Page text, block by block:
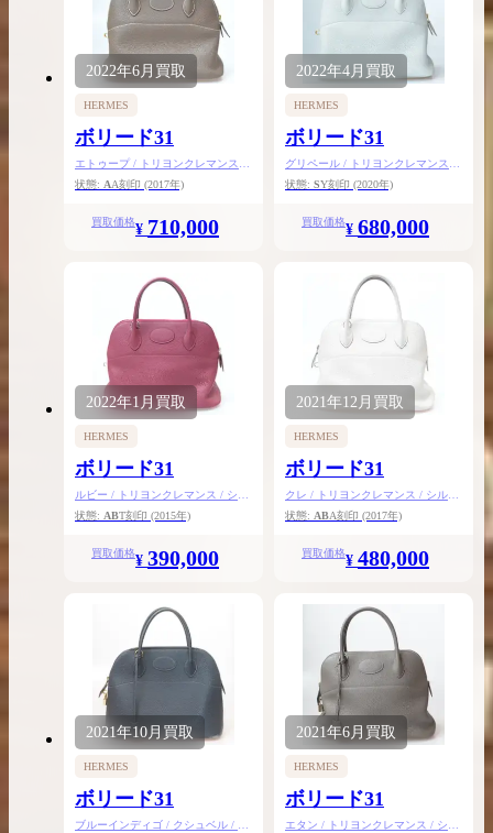
2022年6月 買取
HERMES
ボリード31
エトゥープ / トリヨンクレマンス /
ゴールド金具
状態: AA刻印 (2017年)
買取価格¥ 710,000
2022年4月 買取
HERMES
ボリード31
グリペール / トリヨンクレマンス /
ゴールド金具
状態: SY刻印 (2020年)
買取価格¥ 680,000
2022年1月 買取
HERMES
ボリード31
ルビー / トリヨンクレマンス / シル
バー金具
状態: ABT刻印 (2015年)
買取価格¥ 390,000
2021年12月 買取
HERMES
ボリード31
クレ / トリヨンクレマンス / シルバ
ー金具
状態: ABA刻印 (2017年)
買取価格¥ 480,000
2021年10月 買取
HERMES
ボリード31
ブルーインディゴ / クシュベル / ゴ
2021年6月 買取
HERMES
ボリード31
エタン / トリヨンクレマンス / シル